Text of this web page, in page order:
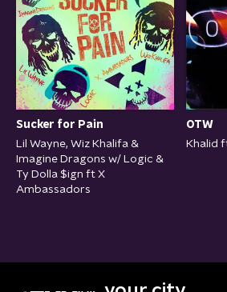
Sucker for Pain
Lil Wayne, Wiz Khalifa &
Imagine Dragons w/ Logic &
Ty Dolla $ign ft X
Ambassadors
OTW
Khalid